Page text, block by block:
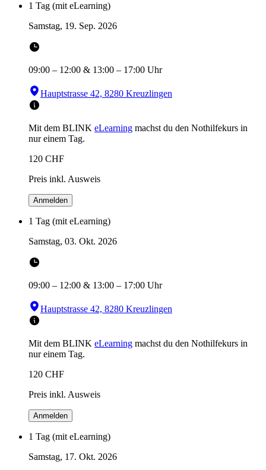
1 Tag (mit eLearning)
Samstag, 19. Sep. 2026
09:00 – 12:00 & 13:00 – 17:00 Uhr
Hauptstrasse 42, 8280 Kreuzlingen
Mit dem BLINK eLearning machst du den Nothilfekurs in
nur einem Tag.
120 CHF
Preis inkl. Ausweis
Anmelden
1 Tag (mit eLearning)
Samstag, 03. Okt. 2026
09:00 – 12:00 & 13:00 – 17:00 Uhr
Hauptstrasse 42, 8280 Kreuzlingen
Mit dem BLINK eLearning machst du den Nothilfekurs in
nur einem Tag.
120 CHF
Preis inkl. Ausweis
Anmelden
1 Tag (mit eLearning)
Samstag, 17. Okt. 2026